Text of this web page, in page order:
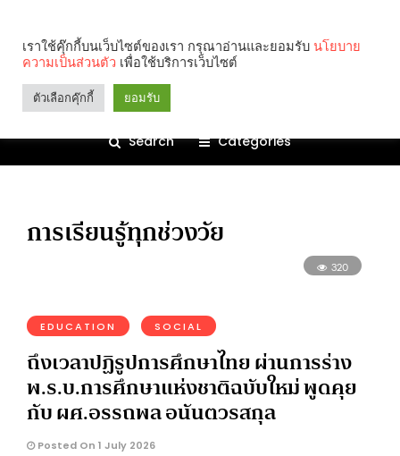
Search Categories
การเรียนรู้ทุกช่วงวัย
320
EDUCATION SOCIAL
ถึงเวลาปฏิรูปการศึกษาไทย ผ่านการร่าง
พ.ร.บ.การศึกษาแห่งชาติฉบับใหม่ พูดคุย
กับ ผศ.อรรถพล อนันตวรสกุล
Posted On 1 July 2026
เราใช้คุ๊กกี้บนเว็บไซต์ของเรา กรุณาอ่านและยอมรับ นโยบาย
ความเป็นส่วนตัว เพื่อใช้บริการเว็บไซต์
ตัวเลือกคุ๊กกี้ ยอมรับ